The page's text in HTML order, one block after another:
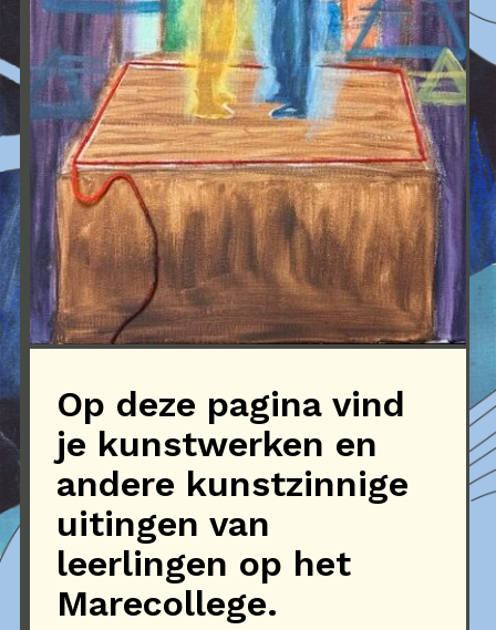
Op deze pagina vind
je kunstwerken en
andere kunstzinnige
uitingen van
leerlingen op het
Marecollege.